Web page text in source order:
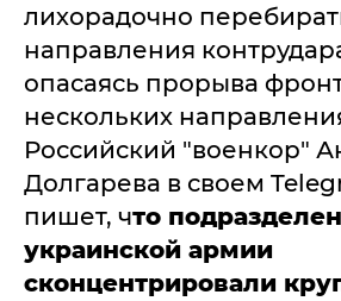
лихорадочно
направления
опасаясь прорыва
нескольких
Российский "военкор"
Долгарева в своем
пишет, что
украинской армии
сконцентрировали